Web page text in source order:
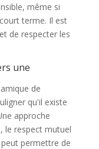
même si
terme. Il est
de respecter les
une
de
qu'il existe
approche
le respect mutuel
permettre de